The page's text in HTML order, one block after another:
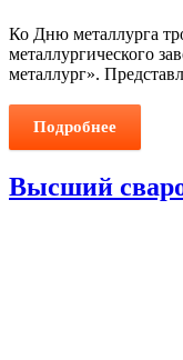
Ко Дню металлурга
металлургического
металлург».
Подробнее
Высший